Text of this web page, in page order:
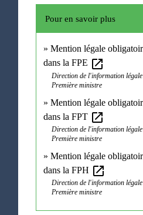
Pour en savoir plus
Mention légale
dans la FPE open_in_new
Direction de l'information
Première ministre
Mention légale
dans la FPT open_in_new
Direction de l'information
Première ministre
Mention légale
dans la FPH open_in_new
Direction de l'information
Première ministre